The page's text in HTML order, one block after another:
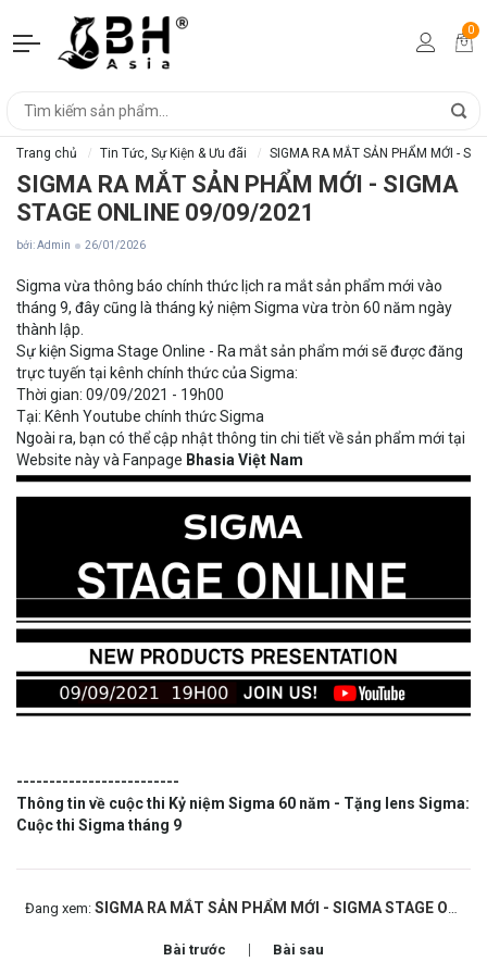
0
Trang chủ Tin Tức, Sự Kiện & Ưu đãi SIGMA RA MẮT SẢN PHẨM MỚI -
SIGMA RA MẮT SẢN PHẨM MỚI - SIGMA
STAGE ONLINE 09/09/2021
bởi: Admin 26/01/2026
Sigma vừa thông báo chính thức lịch ra mắt sản phẩm mới vào
tháng 9, đây cũng là tháng kỷ niệm Sigma vừa tròn 60 năm ngày
thành lập.
Sự kiện Sigma Stage Online - Ra mắt sản phẩm mới sẽ được đăng
trực tuyến tại kênh chính thức của Sigma:
Thời gian: 09/09/2021 - 19h00
Tại: Kênh Youtube chính thức Sigma
Ngoài ra, bạn có thể cập nhật thông tin chi tiết về sản phẩm mới tại
Website này và Fanpage Bhasia Việt Nam
-------------------------
Thông tin về cuộc thi Kỷ niệm Sigma 60 năm - Tặng lens Sigma:
Cuộc thi Sigma tháng 9
Đang xem: SIGMA RA MẮT SẢN PHẨM MỚI - SIGMA STAGE ONLINE 09/09/2021
Bài trước Bài sau